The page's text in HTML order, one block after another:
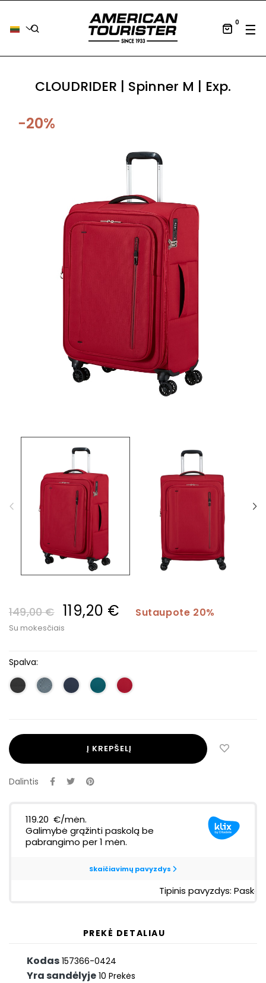
0 ☰
CLOUDRIDER | Spinner M | Exp.
−20%
149,00 € 119,20 € Sutaupote 20%
Su mokesčiais
Spalva:
Į KREPŠELĮ
Dalintis
PREKĖ DETALIAU
Kodas 157366-0424
Yra sandėlyje 10 Prekės